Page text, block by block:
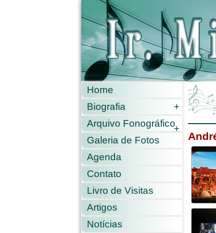
Home
Biografia
+
Arquivo Fonográfico+
Galeria de Fotos
Agenda
Contato
Livro de Visitas
Artigos
Notícias